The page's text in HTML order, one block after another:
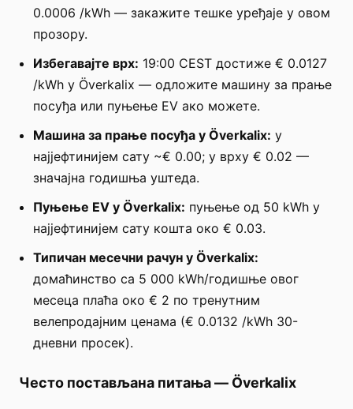
0.0006 /kWh — закажите тешке уређаје у овом
прозору.
Избегавајте врх: 19:00 CEST достиже € 0.0127
/kWh у Överkalix — одложите машину за прање
посуђа или пуњење EV ако можете.
Машина за прање посуђа у Överkalix: у
најјефтинијем сату ~€ 0.00; у врху € 0.02 —
значајна годишња уштеда.
Пуњење EV у Överkalix: пуњење од 50 kWh у
најјефтинијем сату кошта око € 0.03.
Типичан месечни рачун у Överkalix:
домаћинство са 5 000 kWh/годишње овог
месеца плаћа око € 2 по тренутним
велепродајним ценама (€ 0.0132 /kWh 30-
дневни просек).
Често постављана питања— Överkalix